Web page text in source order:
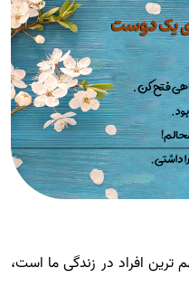
ترین افراد در زندگی ما است،